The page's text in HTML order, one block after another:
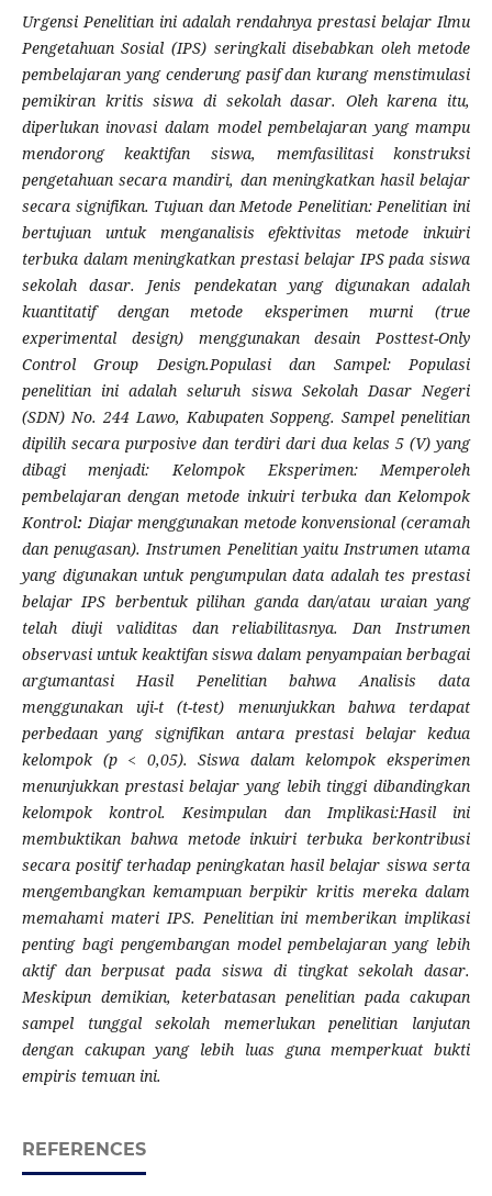
Urgensi Penelitian ini adalah rendahnya prestasi belajar Ilmu
Pengetahuan Sosial (IPS) seringkali disebabkan oleh metode
pembelajaran yang cenderung pasif dan kurang menstimulasi
pemikiran kritis siswa di sekolah dasar. Oleh karena itu,
diperlukan inovasi dalam model pembelajaran yang mampu
mendorong keaktifan siswa, memfasilitasi konstruksi
pengetahuan secara mandiri, dan meningkatkan hasil belajar
secara signifikan. Tujuan dan Metode Penelitian: Penelitian ini
bertujuan untuk menganalisis efektivitas metode inkuiri
terbuka dalam meningkatkan prestasi belajar IPS pada siswa
sekolah dasar. Jenis pendekatan yang digunakan adalah
kuantitatif dengan metode eksperimen murni (true
experimental design) menggunakan desain Posttest-Only
Control Group Design.Populasi dan Sampel: Populasi
penelitian ini adalah seluruh siswa Sekolah Dasar Negeri
(SDN) No. 244 Lawo, Kabupaten Soppeng. Sampel penelitian
dipilih secara purposive dan terdiri dari dua kelas 5 (V) yang
dibagi menjadi: Kelompok Eksperimen: Memperoleh
pembelajaran dengan metode inkuiri terbuka dan Kelompok
Kontrol: Diajar menggunakan metode konvensional (ceramah
dan penugasan). Instrumen Penelitian yaitu Instrumen utama
yang digunakan untuk pengumpulan data adalah tes prestasi
belajar IPS berbentuk pilihan ganda dan/atau uraian yang
telah diuji validitas dan reliabilitasnya. Dan Instrumen
observasi untuk keaktifan siswa dalam penyampaian berbagai
argumantasi Hasil Penelitian bahwa Analisis data
menggunakan uji-t (t-test) menunjukkan bahwa terdapat
perbedaan yang signifikan antara prestasi belajar kedua
kelompok (p < 0,05). Siswa dalam kelompok eksperimen
menunjukkan prestasi belajar yang lebih tinggi dibandingkan
kelompok kontrol. Kesimpulan dan Implikasi:Hasil ini
membuktikan bahwa metode inkuiri terbuka berkontribusi
secara positif terhadap peningkatan hasil belajar siswa serta
mengembangkan kemampuan berpikir kritis mereka dalam
memahami materi IPS. Penelitian ini memberikan implikasi
penting bagi pengembangan model pembelajaran yang lebih
aktif dan berpusat pada siswa di tingkat sekolah dasar.
Meskipun demikian, keterbatasan penelitian pada cakupan
sampel tunggal sekolah memerlukan penelitian lanjutan
dengan cakupan yang lebih luas guna memperkuat bukti
empiris temuan ini.
REFERENCES